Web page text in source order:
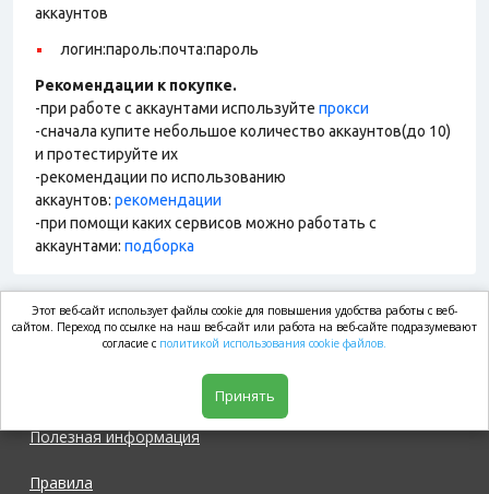
аккаунтов
логин:пароль:почта:пароль
Рекомендации к покупке.
-при работе с аккаунтами используйте прокси
-сначала купите небольшое количество аккаунтов(до 10)
и протестируйте их
-рекомендации по использованию
аккаунтов: рекомендации
-при помощи каких сервисов можно работать с
аккаунтами: подборка
market.com
Полезная информация
Правила
Этот веб-сайт использует файлы cookie для повышения удобства работы с веб-
сайтом. Переход по ссылке на наш веб-сайт или работа на веб-сайте подразумевают
согласие с политикой использования cookie файлов.
Принять